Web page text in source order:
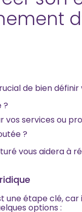
de bien
?
services ou
?
vous aidera à
une étape clé,
options :